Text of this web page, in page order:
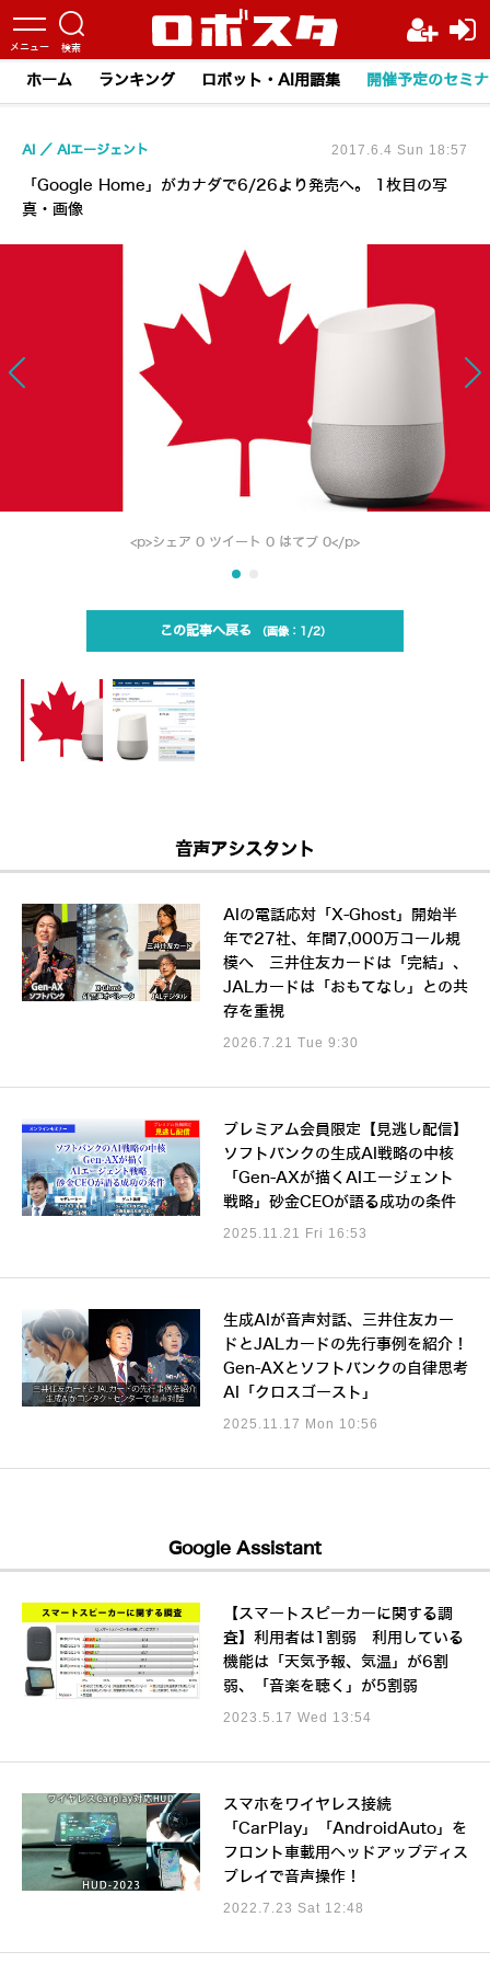
ホーム ランキング ロボット・AI用語集 開催予定のセミ
「Google Home」がカナダで6/26より発売へ。 1枚目の写
真・画像
AI AIエージェント 2017.6.4 Sun 18:57
<p>シェア 0 ツイート 0 はてブ 0</p>
この記事へ戻る 1/2
音声アシスタント
AIの電話応対「X-Ghost」開始半
年で27社、年間7,000万コール規
模へ 三井住友カードは「完結」、
JALカードは「おもてなし」との共
存を重視
2026.7.21 Tue 9:30
プレミアム会員限定【見逃し配信】
ソフトバンクの生成AI戦略の中核
「Gen-AXが描くAIエージェント
戦略」砂金CEOが語る成功の条件
2025.11.21 Fri 16:53
生成AIが音声対話、三井住友カー
ドとJALカードの先行事例を紹介！
Gen-AXとソフトバンクの自律思考
AI「クロスゴースト」
2025.11.17 Mon 10:56
Google Assistant
【スマートスピーカーに関する調
査】利用者は1割弱 利用している
機能は「天気予報、気温」が6割
弱、「音楽を聴く」が5割弱
2023.5.17 Wed 13:54
スマホをワイヤレス接続
「CarPlay」「AndroidAuto」を
フロント車載用ヘッドアップディス
プレイで音声操作！
2022.7.23 Sat 12:48